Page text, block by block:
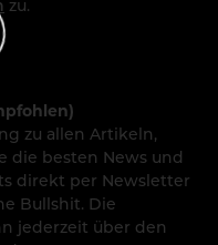
zu.
zu allen Artikeln,
die besten News und
direkt per Newsletter
Bullshit. Die
jederzeit über den